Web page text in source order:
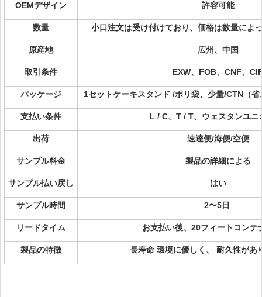
OEMデザイン 許容可能
数量 小口注文は受け付けており、価格は数量によ
原産地 広州、中国
取引条件 EXW、FOB、CNF、
パッケージ 1セットケーキスタンド /ポリ袋、少量/CTN（
支払い条件 L / C、T / T、ウェスタンユ
出荷 速達便/海便/空便
サンプル料金 製品の詳細による
サンプル払い戻し はい
サンプル時間 2〜5日
リードタイム お支払い後、20フィートコンテ
製品の特徴 長寿命 環境に優しく、 耐久性があ